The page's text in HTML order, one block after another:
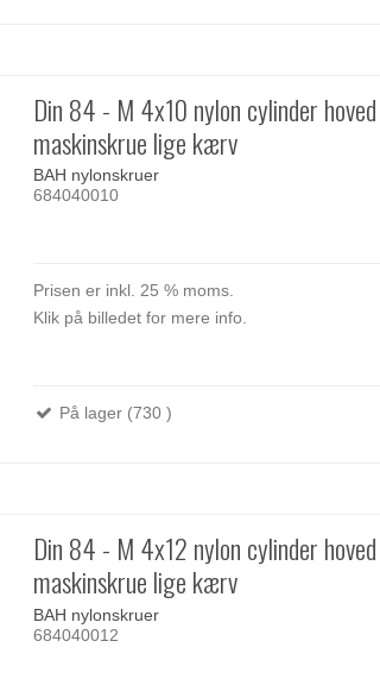
Din 84 - M 4x10 nylon cylinder hoved
maskinskrue lige kærv
BAH nylonskruer
684040010
Prisen er inkl. 25 % moms.
Klik på billedet for mere info.
På lager (730 )
Din 84 - M 4x12 nylon cylinder hoved
maskinskrue lige kærv
BAH nylonskruer
684040012